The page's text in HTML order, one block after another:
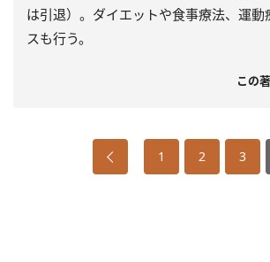
は引退）。ダイエットや食事療法、運動
スも行う。
この
1 2 3